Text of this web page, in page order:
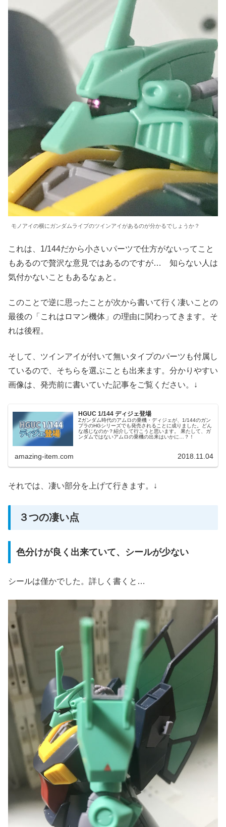
モノアイの横にガンダムライプのツインアイがあるのが分かるでしょうか？
これは、1/144だから小さいパーツで仕方がないってこと
もあるので贅沢な意見ではあるのですが… 知らない人は
気付かないこともあるなぁと。
このことで逆に思ったことが次から書いて行く凄いことの
最後の「これはロマン機体」の理由に関わってきます。そ
れは後程。
そして、ツインアイが付いて無いタイプのパーツも付属し
ているので、そちらを選ぶことも出来ます。分かりやすい
画像は、発売前に書いていた記事をご覧ください。↓
HGUC 1/144 ディジェ登場
Zガンダム時代のアムロの乗機・ディジェが、1/144のガン
プラのHGシリーズでも発売されることに成りました。どん
な感じなのか？紹介して行こうと思います。 果たして、ガ
ンダムではないアムロの乗機の出来はいかに…？！
amazing-item.com 2018.11.04
それでは、凄い部分を上げて行きます。↓
３つの凄い点
色分けが良く出来ていて、シールが少ない
シールは僅かでした。詳しく書くと…